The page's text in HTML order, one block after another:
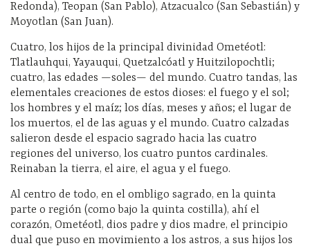
Redonda), Teopan (San Pablo), Atzacualco (San Sebastián) y
Moyotlan (San Juan).
Cuatro, los hijos de la principal divinidad Ometéotl:
Tlatlauhqui, Yayauqui, Quetzalcóatl y Huitzilopochtli;
cuatro, las edades —soles— del mundo. Cuatro tandas, las
elementales creaciones de estos dioses: el fuego y el sol;
los hombres y el maíz; los días, meses y años; el lugar de
los muertos, el de las aguas y el mundo. Cuatro calzadas
salieron desde el espacio sagrado hacia las cuatro
regiones del universo, los cuatro puntos cardinales.
Reinaban la tierra, el aire, el agua y el fuego.
Al centro de todo, en el ombligo sagrado, en la quinta
parte o región (como bajo la quinta costilla), ahí el
corazón, Ometéotl, dios padre y dios madre, el principio
dual que puso en movimiento a los astros, a sus hijos los